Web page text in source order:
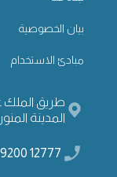
بيان الخصوصية
مبادئ الاستخدام
طريق الملك
المدينة المنورة
12777 9200